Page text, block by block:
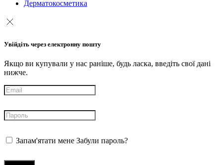
Дерматокосметика
Увійдіть через електронну пошту
Якщо ви купували у нас раніше, будь ласка, введіть свої дані
нижче.
Запам'ятати мене Забули пароль?